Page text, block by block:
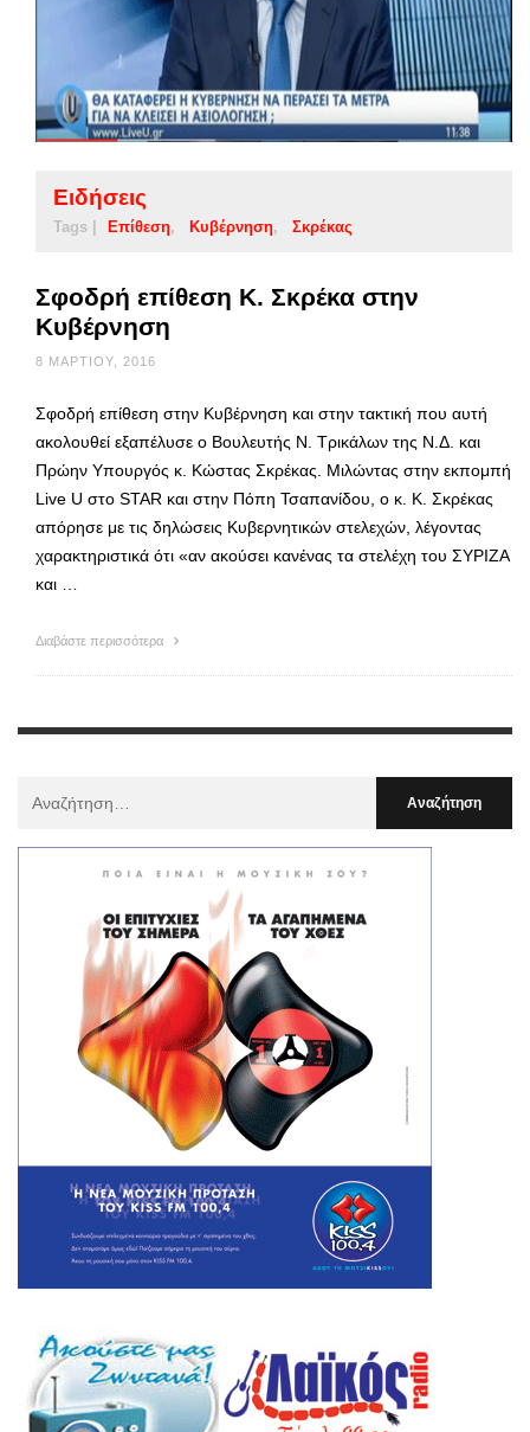
Ειδήσεις
Tags | Επίθεση Κυβέρνηση Σκρέκας
Σφοδρή επίθεση Κ. Σκρέκα στην
Κυβέρνηση
8 ΜΑΡΤΊΟΥ, 2016
Σφοδρή επίθεση στην Κυβέρνηση και στην τακτική που αυτή
ακολουθεί εξαπέλυσε ο Βουλευτής Ν. Τρικάλων της Ν.Δ. και
Πρώην Υπουργός κ. Κώστας Σκρέκας. Μιλώντας στην εκπομπή
Live U στο STAR και στην Πόπη Τσαπανίδου, ο κ. Κ. Σκρέκας
απόρησε με τις δηλώσεις Κυβερνητικών στελεχών, λέγοντας
χαρακτηριστικά ότι «αν ακούσει κανένας τα στελέχη του ΣΥΡΙΖΑ
και …
Διαβάστε περισσότερα
: